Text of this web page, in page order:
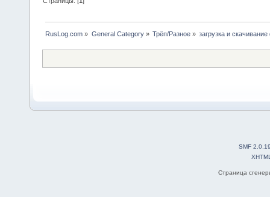
RusLog.com » General Category» Трёп/Разное» загрузка и
SMF
Страница